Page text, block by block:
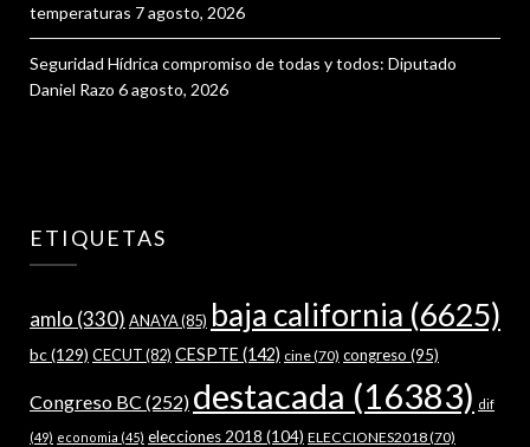
temperaturas 7 agosto, 2026
Seguridad Hídrica compromiso de todas y todos: Diputado
Daniel Razo 6 agosto, 2026
ETIQUETAS
amlo (330) ANAYA(85) baja california (6625)
bc(129) CECUT(82) CESPTE (142) cine(70) congreso (95)
Congreso BC (252) destacada (16383) dif
(49) economia (45) elecciones 2018 (104) ELECCIONES2018(70)